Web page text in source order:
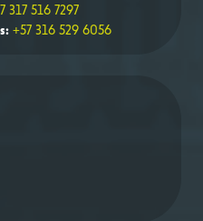
317 516 7297
+57 316 529 6056